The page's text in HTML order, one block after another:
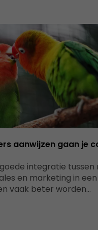
aanwijzen gaan je
integratie
en marketing in
vaak beter worden…